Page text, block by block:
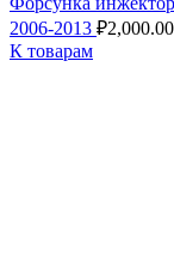
2006-2013 ₽2,000.00
К товарам